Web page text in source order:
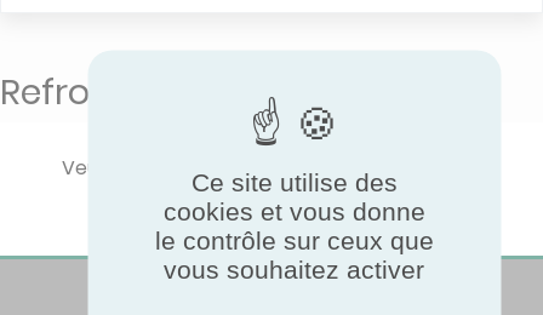
Refroidissement de précision
Veuillez sélectionner un type de produit pour
afficher les performances certifiées.
Ce site utilise des
cookies et vous donne
le contrôle sur ceux que
vous souhaitez activer